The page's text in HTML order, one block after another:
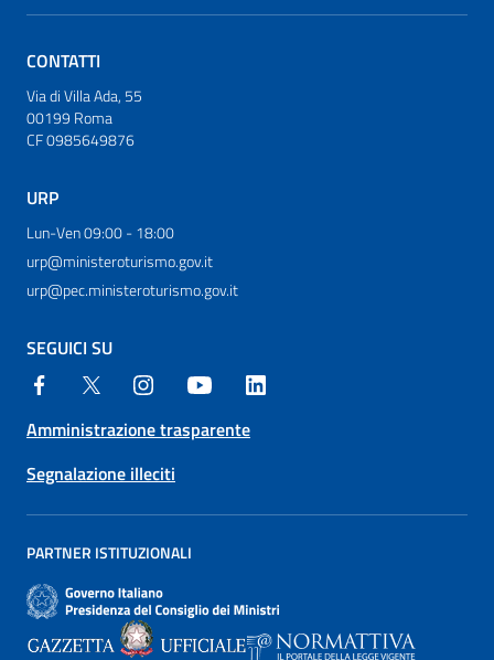
CONTATTI
Via di Villa Ada, 55
00199 Roma
CF 0985649876
URP
Lun-Ven 09:00 - 18:00
urp@ministeroturismo.gov.it
urp@pec.ministeroturismo.gov.it
SEGUICI SU
Amministrazione trasparente
Segnalazione illeciti
PARTNER ISTITUZIONALI